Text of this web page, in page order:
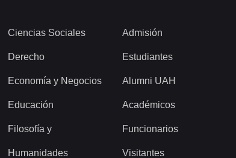
Ciencias Sociales
Derecho
Economía y Negocios
Educación
Filosofía y
Humanidades
Admisión
Estudiantes
Alumni UAH
Académicos
Funcionarios
Visitantes